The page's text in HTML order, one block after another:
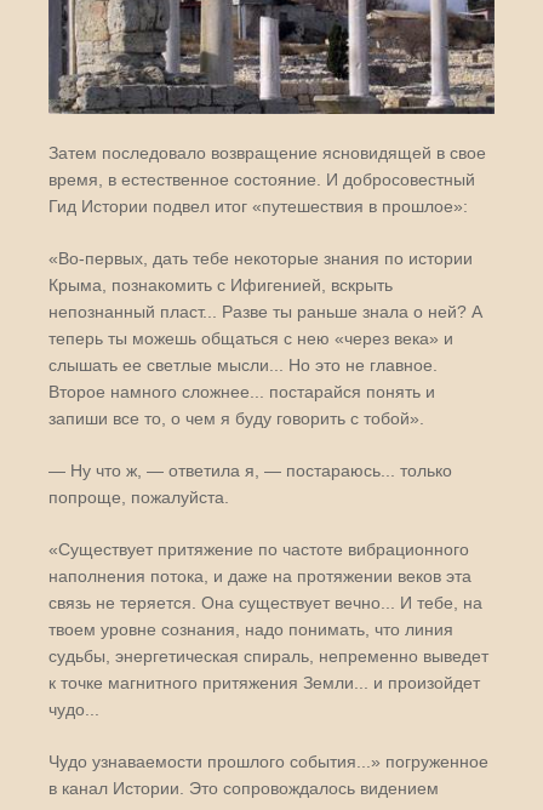
Затем последовало возвращение ясновидящей в свое
время, в естественное состояние. И добросовестный
Гид Истории подвел итог «путешествия в прошлое»:
«Во-первых, дать тебе некоторые знания по истории
Крыма, познакомить с Ифигенией, вскрыть
непознанный пласт... Разве ты раньше знала о ней? А
теперь ты можешь общаться с нею «через века» и
слышать ее светлые мысли... Но это не главное.
Второе намного сложнее... постарайся понять и
запиши все то, о чем я буду говорить с тобой».
— Ну что ж, — ответила я, — постараюсь... только
попроще, пожалуйста.
«Существует притяжение по частоте вибрационного
наполнения потока, и даже на протяжении веков эта
связь не теряется. Она существует вечно... И тебе, на
твоем уровне сознания, надо понимать, что линия
судьбы, энергетическая спираль, непременно выведет
к точке магнитного притяжения Земли... и произойдет
чудо...
Чудо узнаваемости прошлого события...» погруженное
в канал Истории. Это сопровождалось видением